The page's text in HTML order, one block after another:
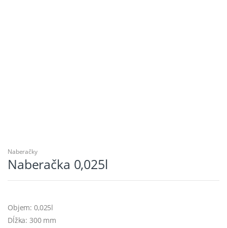
Naberačky
Naberačka 0,025l
Objem: 0,025l
Dĺžka: 300 mm